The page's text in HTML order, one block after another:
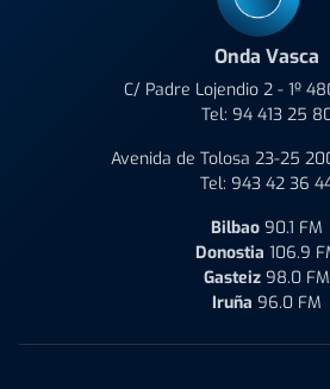
Onda Vasca
C/ Padre Lojendio 2 - 1º
Tel: 94 413 25
Avenida de Tolosa 23-25
Tel: 943 42 36
Bilbao 90.1 FM
Donostia 106.9
Gasteiz 98.0 FM
Iruña 96.0 FM